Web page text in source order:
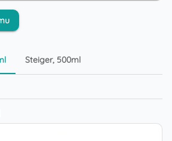
Steiger, 500ml